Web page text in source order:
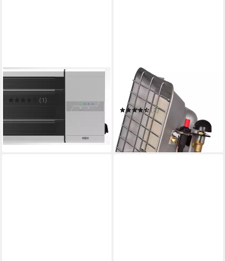
WDH
Heizstrahler WDH-180DS
(1)
269,00 €
-26%
FIREFIX
Heizstrahler COMFORT 4,4
kW
(2)
39,99 € UVP 49,99 €
-20%
in 6-8 Werktagen bei dir